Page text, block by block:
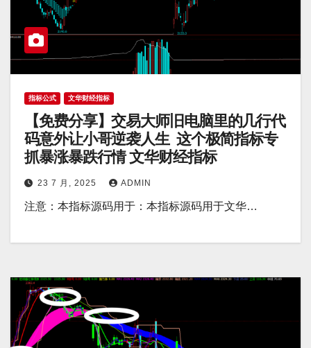
指标公式 文华财经指标
【免费分享】交易大师旧电脑里的几行代
码意外让小哥逆袭人生 这个极简指标专
抓暴涨暴跌行情 文华财经指标
23 7 月, 2025 ADMIN
注意：本指标源码用于：本指标源码用于文华…